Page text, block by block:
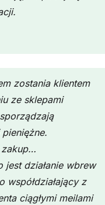
zostania klientem
ze sklepami
zakup…
jest działanie wbrew
współdziałający z
ciągłymi meilami